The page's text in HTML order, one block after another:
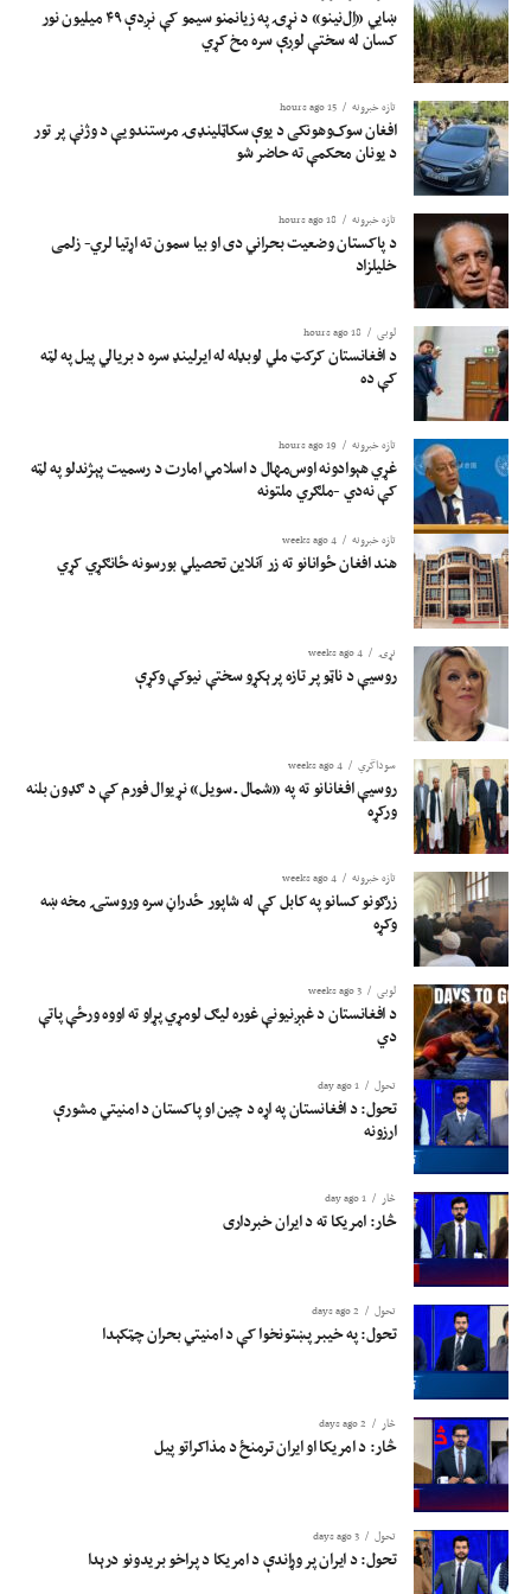
بېړنۍ مرستې چټکې رسولې دي.
اولګا چروکو زیاته کړې؛ پر ښځو او نجونو لګېدلي محدودیتونه اوس هم د هغوی د
ژوند ډېرې برخې لکه: زده‌کړې، کار او خدمتونو ته لاسرسی اغېزمن کړی او په ټولنه
کې یې ونډه محدوده ده.
هغې زیاته کړې، په سرحدي سیمو کې نښتې او نه‌چاودېدونکي توکي اوس هم د ملکي
وګړو ژوند ګواښي او د افغانستان د ډېرو سیمو ماشومان له خوارځواکۍ کړیږي.
د اوچا ویاندې ټینګار کړی، چې مرستندویه ادارې به خپلې مرستې روانې وساتي؛ خو
یوازې بشري مرستې د افغانستان بنسټیزې او اوږدمهالې ستونزې اوارولی نه‌شي.
ښايي «اِل‌نینو» د نړۍ په زیانمنو سیمو کې نږدې ۴۹ میلیون نور
کسان له سختې لوږې سره مخ کړي
تازه خبرونه 15 hours ago
افغان سوک‌وهونکی د یوې سکاټلینډۍ مرستندویې د وژنې پر تور
د یونان محکمې ته حاضر شو
تازه خبرونه 18 hours ago
د پاکستان وضعیت بحراني دی او بیا سمون ته اړتیا لري- زلمی
خلیلزاد
لوبی 18 hours ago
د افغانستان کرکټ ملي لوبډله له ایرلینډ سره د بریالي پیل په لټه
کې ده
تازه خبرونه 19 hours ago
غړي هېوادونه اوس‌مهال د اسلامي امارت د رسمیت پېژندلو په لټه
کې نه‌دي -ملګري ملتونه
تازه خبرونه 4 weeks ago
هند افغان ځوانانو ته زر آنلاین تحصیلي بورسونه ځانګړي کړي
نړۍ 4 weeks ago
روسیې د ناټو پر تازه پرېکړو سختې نیوکې وکړې
سوداگري 4 weeks ago
روسیې افغانانو ته په «شمال ـ سویل» نړیوال فورم کې د ګډون بلنه
ورکړه
تازه خبرونه 4 weeks ago
زرګونو کسانو په کابل کې له شاپور ځدراڼ سره وروستۍ مخه ښه
وکړه
لوبی 3 weeks ago
د افغانستان د غېږنیونې غوره لیګ لومړي پړاو ته اووه ورځې پاتې
دي
تحول 1 day ago
تحول: د افغانستان په اړه د چین او پاکستان د امنیتي مشورې
ارزونه
څار 1 day ago
څار: امریکا ته د ایران خبرداری
تحول 2 days ago
تحول: په خیبر پښتونخوا کې د امنیتي بحران چټکېدا
څار 2 days ago
څار: د امریکا او ایران ترمنځ د مذاکراتو پیل
تحول 3 days ago
تحول: د ایران پر وړاندې د امریکا د پراخو بریدونو درېدا